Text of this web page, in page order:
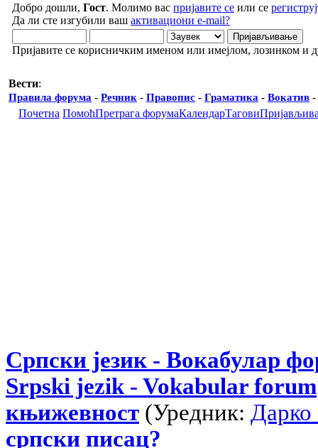
Добро дошли, Гост. Молимо вас пријавите се или се
Да ли сте изгубили ваш активациони e-mail?
Пријавите се корисничким именом или имејлом, лозинком и
Вести:
Правила форума - Речник - Правопис - Граматика - Вокатив -
Почетна ПомоћПретрага форумаКалендарТагови
Српски језик - Вокабулар
Srpski jezik - Vokabular forum
књижевност (Уредник: Дарко
српски писац?